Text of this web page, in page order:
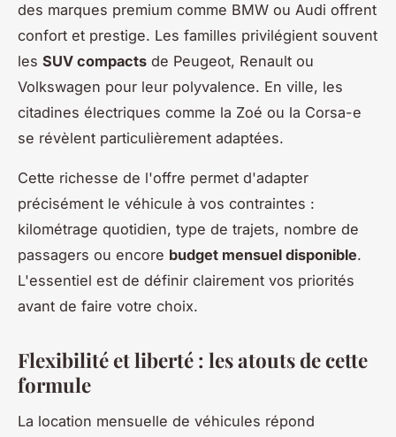
des marques premium comme BMW ou Audi offrent
confort et prestige. Les familles privilégient souvent
les SUV compacts de Peugeot, Renault ou
Volkswagen pour leur polyvalence. En ville, les
citadines électriques comme la Zoé ou la Corsa-e
se révèlent particulièrement adaptées.
Cette richesse de l'offre permet d'adapter
précisément le véhicule à vos contraintes :
kilométrage quotidien, type de trajets, nombre de
passagers ou encore budget mensuel disponible.
L'essentiel est de définir clairement vos priorités
avant de faire votre choix.
Flexibilité et liberté : les atouts de cette
formule
La location mensuelle de véhicules répond